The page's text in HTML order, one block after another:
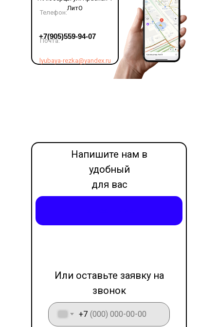
+7
Напишите нам в
удобный
для вас
месседжер
Или оставьте заявку на
звонок
ЛитО
Телефон:
+7(905)559-94-07
Почта:
lyubaya-rezka@yandex.ru